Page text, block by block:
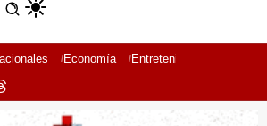
Economía Entretenimiento